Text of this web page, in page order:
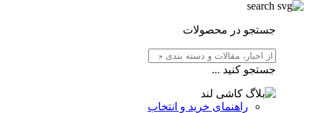
جستجو در محصولات
جستجو کنید ...
راهنمای خرید و انتخاب